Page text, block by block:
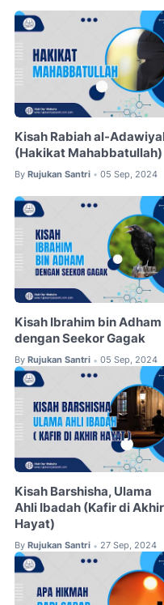
Kisah Rabiah al-
(Hakikat Mahabbatullah)
By Rujukan Santri • 05 Sep, 2024
Kisah Ibrahim bin Adham
dengan Seekor Gagak
By Rujukan Santri • 05 Sep, 2024
Kisah Barshisha, Ulama
Ahli Ibadah (Kafir di Akhir
Hayat)
By Rujukan Santri • 27 Sep, 2024